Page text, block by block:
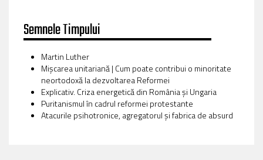
Semnele Timpului
Martin Luther
Mișcarea unitariană | Cum poate contribui o minoritate
neortodoxă la dezvoltarea Reformei
Explicativ. Criza energetică din România și Ungaria
Puritanismul în cadrul reformei protestante
Atacurile psihotronice, agregatorul și fabrica de absurd